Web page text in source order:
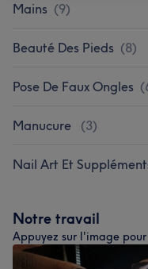
Mains (9)
Beauté Des Pieds (8)
Pose De Faux Ongles (
Manucure (3)
Nail Art Et
Notre travail
Appuyez sur l'image